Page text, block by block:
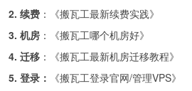
2. 续费 ：《搬瓦工最新续费实践》
3. 机房 ：《搬瓦工哪个机房好》
4. 迁移 ：《搬瓦工最新机房迁移教程》
5. 登录：
《搬瓦工登录官网/管理VPS》